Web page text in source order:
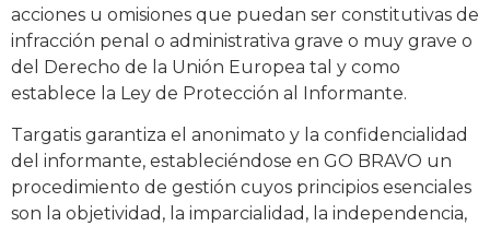
acciones u omisiones que puedan ser constitutivas de
infracción penal o administrativa grave o muy grave o
del Derecho de la Unión Europea tal y como
establece la Ley de Protección al Informante.
Targatis garantiza el anonimato y la confidencialidad
del informante, estableciéndose en GO BRAVO un
procedimiento de gestión cuyos principios esenciales
son la objetividad, la imparcialidad, la independencia,